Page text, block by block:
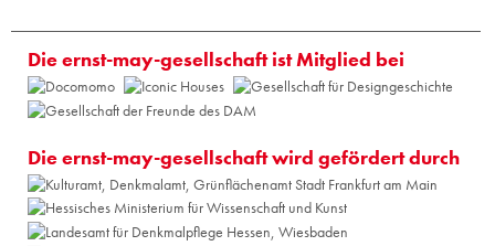
Die ernst-may-gesellschaft ist Mitglied bei
Die ernst-may-gesellschaft wird gefördert durch